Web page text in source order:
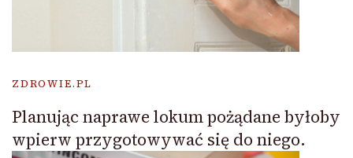
ZDROWIE.PL
Planując naprawe lokum pożądane byłoby
wpierw przygotowywać się do niego.